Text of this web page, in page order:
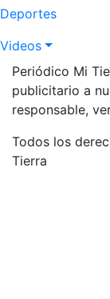
Deportes
Videos
Periódico Mi
publicitario a
responsable,
Todos los
Tierra